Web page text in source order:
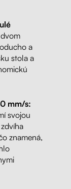
a
stola a
mm/s:
svojou
znamená,